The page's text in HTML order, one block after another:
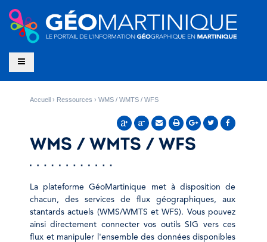
Accueil Ressources WMS / WMTS / WFS
WMS / WMTS / WFS
La plateforme GéoMartinique met à disposition de
chacun, des services de flux géographiques, aux
stantards actuels (WMS/WMTS et WFS). Vous pouvez
ainsi directement connecter vos outils SIG vers ces
flux et manipuler l'ensemble des données disponibles